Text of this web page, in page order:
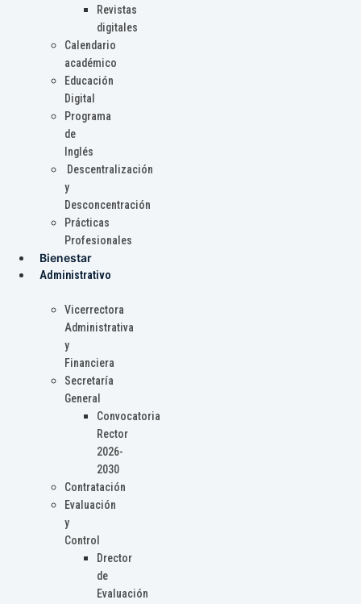
Revistas
digitales
Calendario
académico
Educación
Digital
Programa
de
Inglés
Descentralización
y
Desconcentración
Prácticas
Profesionales
Bienestar
Administrativo
Vicerrectora
Administrativa
y
Financiera
Secretaría
General
Convocatoria
Rector
2026-
2030
Contratación
Evaluación
y
Control
Drector
de
Evaluación